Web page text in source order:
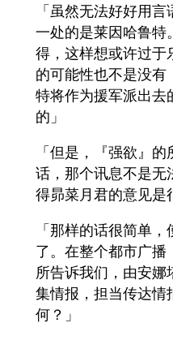
「虽然无法好好用
一处的是莱因哈鲁特
得，这样想或许过于
的可能性也不是没
特将作为援军派出去
的」
「但是，『强欲』
话，那个讯息不是无
得昴菜月君的意见是
「那样的话很简单
了。在整个都市广播
所告诉我们，由安娜
集情报，担当传达情
何？」